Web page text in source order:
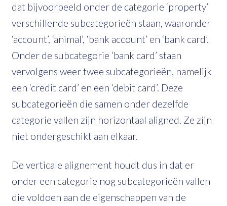
dat bijvoorbeeld onder de categorie ‘property’
verschillende subcategorieën staan, waaronder
‘account’, ‘animal’, ‘bank account’ en ‘bank card’.
Onder de subcategorie ‘bank card’ staan
vervolgens weer twee subcategorieën, namelijk
een ‘credit card’ en een ‘debit card’. Deze
subcategorieën die samen onder dezelfde
categorie vallen zijn horizontaal aligned. Ze zijn
niet ondergeschikt aan elkaar.
De verticale alignement houdt dus in dat er
onder een categorie nog subcategorieën vallen
die voldoen aan de eigenschappen van de